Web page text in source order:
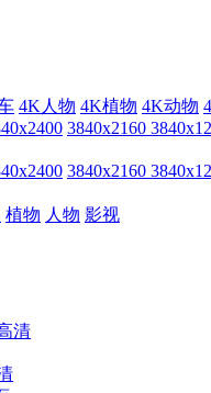
4K人物 4K植物 4K动物
3840x2160
3840x2160
植物 人物 影视